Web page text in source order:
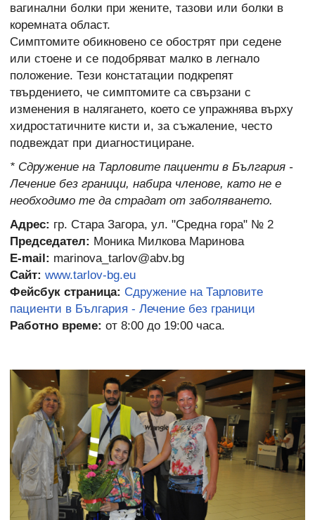
вагинални болки при жените, тазови или болки в
коремната област.
Симптомите обикновено се обострят при седене
или стоене и се подобряват малко в легнало
положение. Тези констатации подкрепят
твърдението, че симптомите са свързани с
изменения в налягането, което се упражнява върху
хидростатичните кисти и, за съжаление, често
подвеждат при диагностициране.
* Сдружение на Тарловите пациенти в България -
Лечение без граници, набира членове, като не е
необходимо те да страдат от заболяването.
Адрес: гр. Стара Загора, ул. "Средна гора" № 2
Председател: Моника Милкова Маринова
E-mail: marinova_tarlov@abv.bg
Сайт: www.tarlov-bg.eu
Фейсбук страница: Сдружение на Тарловите
пациенти в България - Лечение без граници
Работно време: от 8:00 до 19:00 часа.